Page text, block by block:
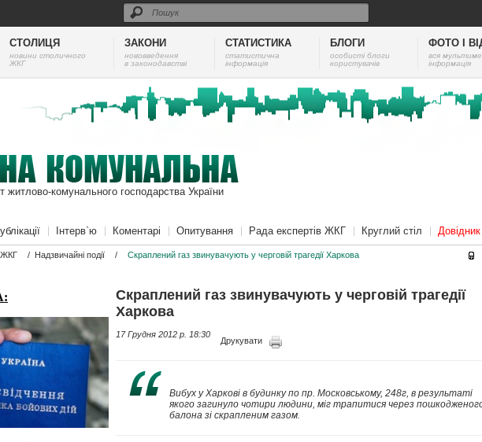
СТОЛИЦЯ
новини столичного
ЖКГ
ЗАКОНИ
нововведення
в законодавстві
СТАТИСТИКА
cтатистична
інформація
БЛОГИ
особисті блоги
користувачів
ФОТО І
вся
інформація
житлово-комунального господарства України
Інтерв`ю Коментарі Опитування Рада експертів ЖКГ Круглий стіл
ЖКГ / Надзвичайні події / Скраплений газ звинувачують у черговій трагедії Харкова
Скраплений газ звинувачують у черговій трагедії
Харкова
17 Грудня 2012 p. 18:30
Друкувати
Вибух у Харкові в будинку по пр. Московському, 248г, в результаті
якого загинуло чотири людини, міг трапитися через
балона зі скрапленим газом.